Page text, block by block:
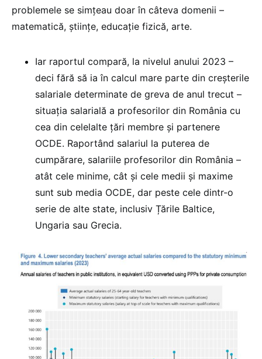
problemele se simțeau doar în câteva domenii –
matematică, științe, educație fizică, arte.
Iar raportul compară, la nivelul anului 2023 –
deci fără să ia în calcul mare parte din creșterile
salariale determinate de greva de anul trecut –
situația salarială a profesorilor din România cu
cea din celelalte țări membre și partenere
OCDE. Raportând salariul la puterea de
cumpărare, salariile profesorilor din România –
atât cele minime, cât și cele medii și maxime
sunt sub media OCDE, dar peste cele dintr-o
serie de alte state, inclusiv Țările Baltice,
Ungaria sau Grecia.